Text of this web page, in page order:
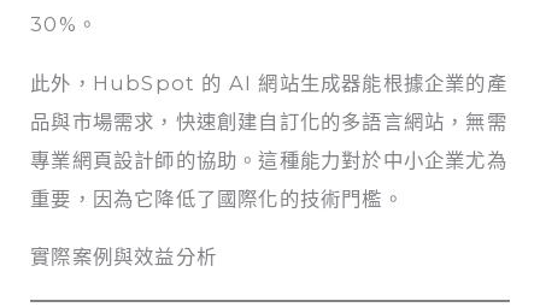
30%。
此外，HubSpot 的 AI 網站生成器能根據企業的產
品與市場需求，快速創建自訂化的多語言網站，無需
專業網頁設計師的協助。這種能力對於中小企業尤為
重要，因為它降低了國際化的技術門檻。
實際案例與效益分析